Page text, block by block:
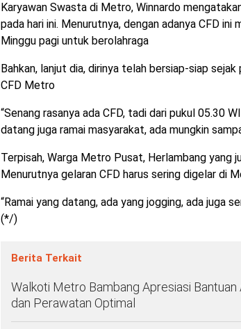
Karyawan Swasta di Metro, Winnardo
pada hari ini. Menurutnya, dengan adanya CFD
Minggu pagi untuk berolahraga
Bahkan, lanjut dia, dirinya telah bersiap-siap
CFD Metro
“Senang rasanya ada CFD, tadi dari pukul 05.30
datang juga ramai masyarakat, ada mungkin
Terpisah, Warga Metro Pusat, Herlambang yang
Menurutnya gelaran CFD harus sering digelar di
“Ramai yang datang, ada yang jogging, ada juga
(*/)
Berita Terkait
Walkoti Metro Bambang Apresiasi
dan Perawatan Optimal